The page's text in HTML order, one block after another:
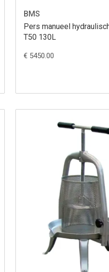
BMS
Pers manueel
T50 130L
€ 5450.00